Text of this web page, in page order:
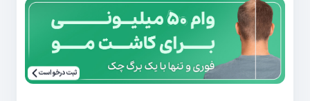
ثبت درخواست